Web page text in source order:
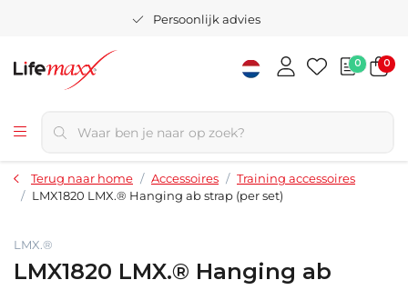
Persoonlijk advies
0 0
Terug naar home Accessoires
Training accessoires
LMX1820 LMX.® Hanging ab strap (per set)
LMX.®
LMX1820 LMX.® Hanging ab